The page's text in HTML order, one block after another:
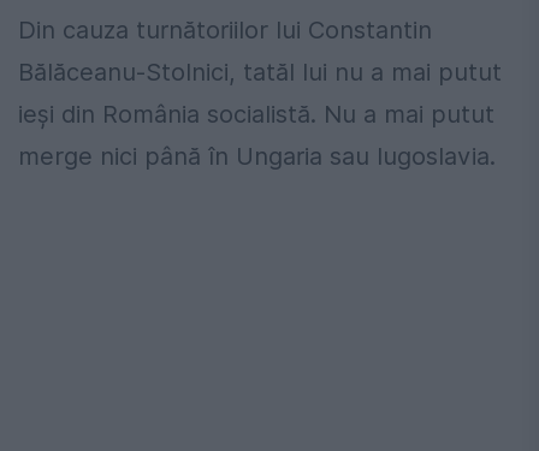
Din cauza turnătoriilor lui Constantin
Bălăceanu-Stolnici, tatăl lui nu a mai putut
ieși din România socialistă. Nu a mai putut
merge nici până în Ungaria sau Iugoslavia.